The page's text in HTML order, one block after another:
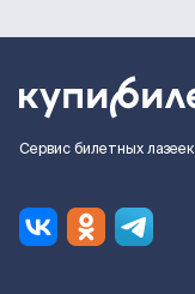
Сервис билетных лазеек